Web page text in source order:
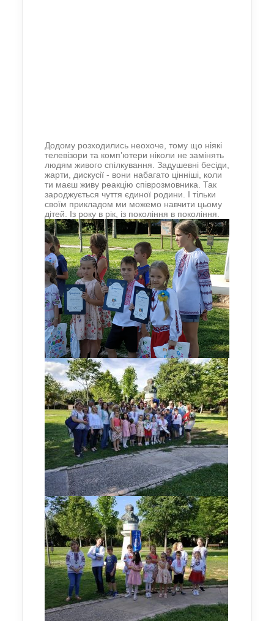
Додому розходились неохоче, тому що ніякі
телевізори та комп’ютери ніколи не замінять
людям живого спілкування. Задушевні бесіди,
жарти, дискусії - вони набагато цінніші, коли
ти маєш живу реакцію співрозмовника. Так
зароджується чуття єдиної родини. І тільки
своїм прикладом ми можемо навчити цьому
дітей. Із року в рік, із покоління в покоління.